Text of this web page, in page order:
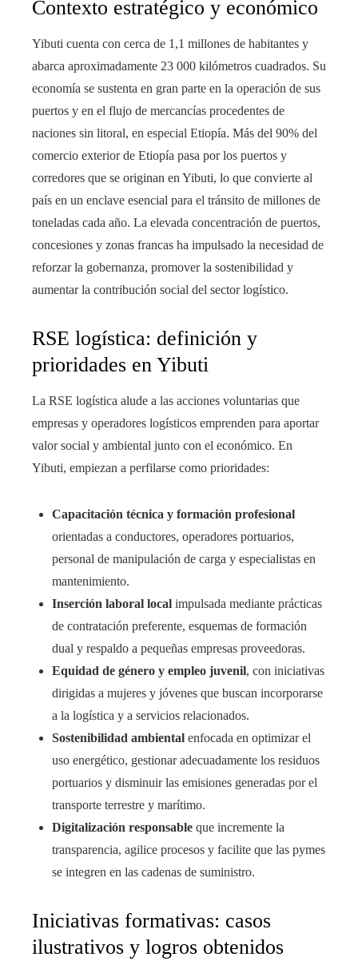
Contexto estratégico y económico
Yibuti cuenta con cerca de 1,1 millones de habitantes y
abarca aproximadamente 23 000 kilómetros cuadrados. Su
economía se sustenta en gran parte en la operación de sus
puertos y en el flujo de mercancías procedentes de
naciones sin litoral, en especial Etiopía. Más del 90% del
comercio exterior de Etiopía pasa por los puertos y
corredores que se originan en Yibuti, lo que convierte al
país en un enclave esencial para el tránsito de millones de
toneladas cada año. La elevada concentración de puertos,
concesiones y zonas francas ha impulsado la necesidad de
reforzar la gobernanza, promover la sostenibilidad y
aumentar la contribución social del sector logístico.
RSE logística: definición y
prioridades en Yibuti
La RSE logística alude a las acciones voluntarias que
empresas y operadores logísticos emprenden para aportar
valor social y ambiental junto con el económico. En
Yibuti, empiezan a perfilarse como prioridades:
Capacitación técnica y formación profesional
orientadas a conductores, operadores portuarios,
personal de manipulación de carga y especialistas en
mantenimiento.
Inserción laboral local impulsada mediante prácticas
de contratación preferente, esquemas de formación
dual y respaldo a pequeñas empresas proveedoras.
Equidad de género y empleo juvenil, con iniciativas
dirigidas a mujeres y jóvenes que buscan incorporarse
a la logística y a servicios relacionados.
Sostenibilidad ambiental enfocada en optimizar el
uso energético, gestionar adecuadamente los residuos
portuarios y disminuir las emisiones generadas por el
transporte terrestre y marítimo.
Digitalización responsable que incremente la
transparencia, agilice procesos y facilite que las pymes
se integren en las cadenas de suministro.
Iniciativas formativas: casos
ilustrativos y logros obtenidos